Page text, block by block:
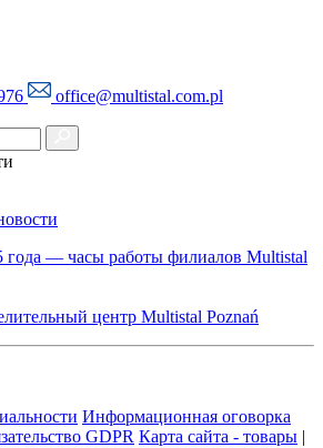
office@multistal.com.pl
года — часы работы филиалов Multistal
центр Multistal Poznań
Информационная оговорка
GDPR Карта сайта - товары |